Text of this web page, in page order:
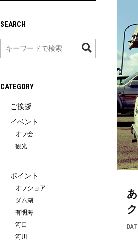
SEARCH
CATEGORY
ご挨拶
イベント
オフ会
観光
ポイント
オフショア
ダム湖
有明海
河口
河川